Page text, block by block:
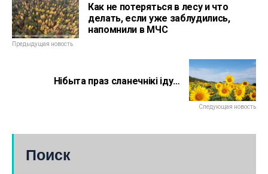
Как не потеряться в лесу и что
делать, если уже заблудились,
напомнили в МЧС
Предыдущая новость
Нібыта праз сланечнікі іду…
Следующая новость
Поиск